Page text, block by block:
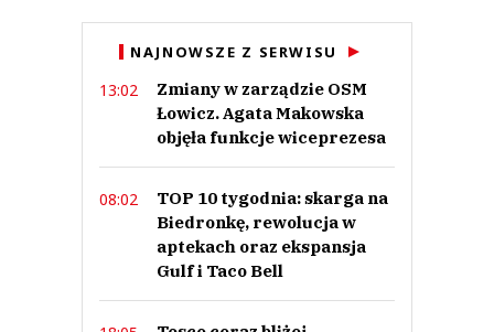
NAJNOWSZE Z SERWISU
13:02
Zmiany w zarządzie OSM
Łowicz. Agata Makowska
objęła funkcje wiceprezesa
08:02
TOP 10 tygodnia: skarga na
Biedronkę, rewolucja w
aptekach oraz ekspansja
Gulf i Taco Bell